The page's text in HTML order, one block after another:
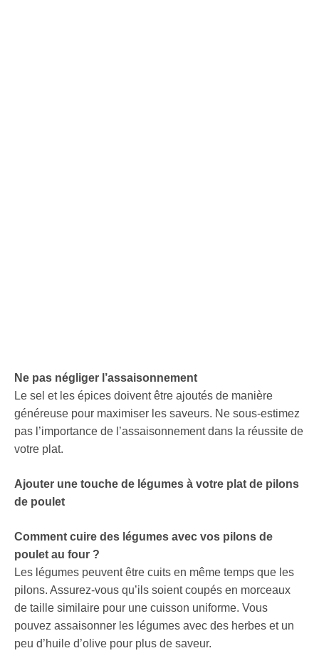
Ne pas négliger l’assaisonnement
Le sel et les épices doivent être ajoutés de manière
généreuse pour maximiser les saveurs. Ne sous-estimez
pas l’importance de l’assaisonnement dans la réussite de
votre plat.
Ajouter une touche de légumes à votre plat de pilons
de poulet
Comment cuire des légumes avec vos pilons de
poulet au four ?
Les légumes peuvent être cuits en même temps que les
pilons. Assurez-vous qu’ils soient coupés en morceaux
de taille similaire pour une cuisson uniforme. Vous
pouvez assaisonner les légumes avec des herbes et un
peu d’huile d’olive pour plus de saveur.